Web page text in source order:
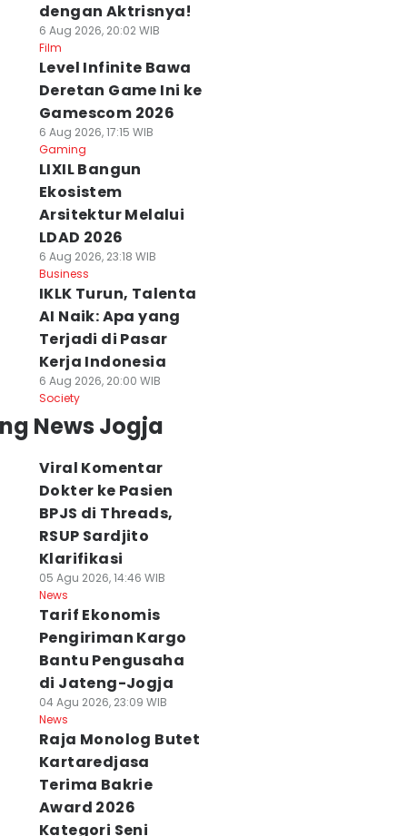
dengan Aktrisnya!
6 Aug 2026, 20:02 WIB
Film
Level Infinite Bawa
Deretan Game Ini ke
Gamescom 2026
6 Aug 2026, 17:15 WIB
Gaming
LIXIL Bangun
Ekosistem
Arsitektur Melalui
LDAD 2026
6 Aug 2026, 23:18 WIB
Business
IKLK Turun, Talenta
AI Naik: Apa yang
Terjadi di Pasar
Kerja Indonesia
6 Aug 2026, 20:00 WIB
Society
News Jogja
Viral Komentar
Dokter ke Pasien
BPJS di Threads,
RSUP Sardjito
Klarifikasi
05 Agu 2026, 14:46 WIB
News
Tarif Ekonomis
Pengiriman Kargo
Bantu Pengusaha
di Jateng-Jogja
04 Agu 2026, 23:09 WIB
News
Raja Monolog Butet
Kartaredjasa
Terima Bakrie
Award 2026
Kategori Seni